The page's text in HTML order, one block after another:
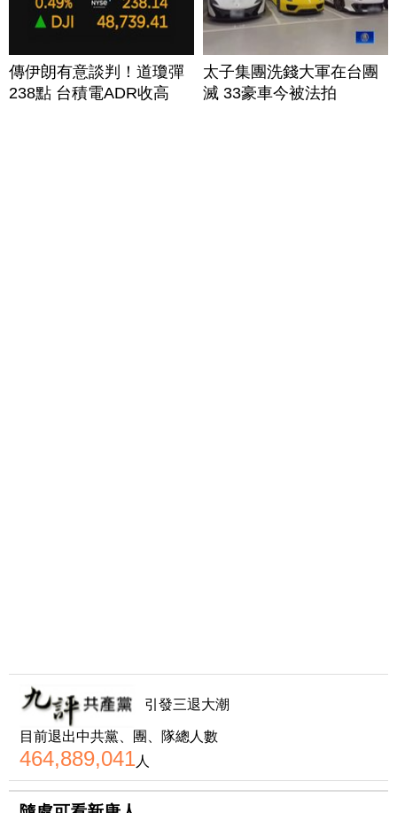
傳伊朗有意談判！道瓊彈
238點 台積電ADR收高
太子集團洗錢大軍在台團
滅 33豪車今被法拍
引發三退大潮
目前退出中共黨、團、隊總人數
464,889,041人